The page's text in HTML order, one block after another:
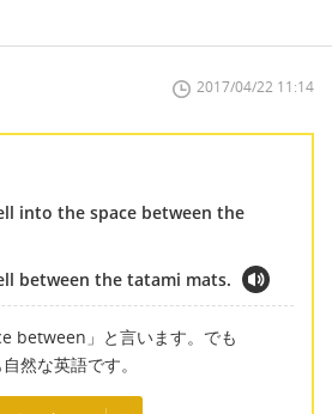
2017/04/22 11:14
into the space between the
between the tatami mats.
between」と言います。でも
然な英語です。